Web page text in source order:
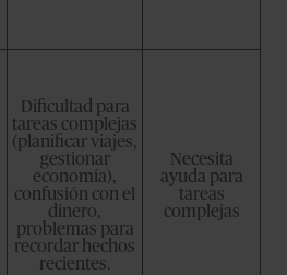
Dificultad para
tareas complejas
(planificar viajes,
gestionar
economía),
confusión con el
dinero,
problemas para
recordar hechos
recientes.
Necesita
ayuda para
tareas
complejas